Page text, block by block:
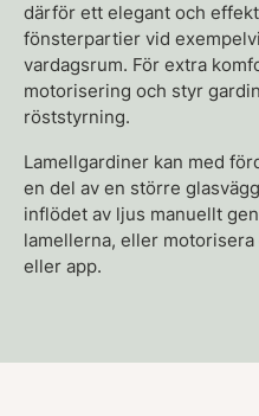
därför ett elegant och
fönsterpartier vid
vardagsrum. För extra
motorisering och styr
röststyrning.
Lamellgardiner kan med
en del av en större
inflödet av ljus manuellt
lamellerna, eller
eller app.